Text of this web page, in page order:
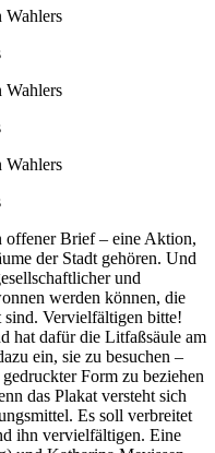
offener Brief – eine Aktion,
der Stadt gehören. Und
und
werden können, die
Vervielfältigen bitte!
hat dafür die Litfaßsäule am
ein, sie zu besuchen –
Form zu beziehen
das Plakat versteht sich
Es soll verbreitet
ihn vervielfältigen. Eine